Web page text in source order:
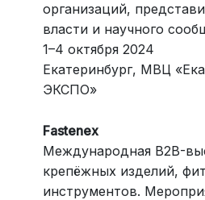
организаций,
власти и научного
1–4 октября 2024
Екатеринбург, МВЦ
ЭКСПО»
Fastenex
Международная B2B-
крепёжных изделий,
инструментов.